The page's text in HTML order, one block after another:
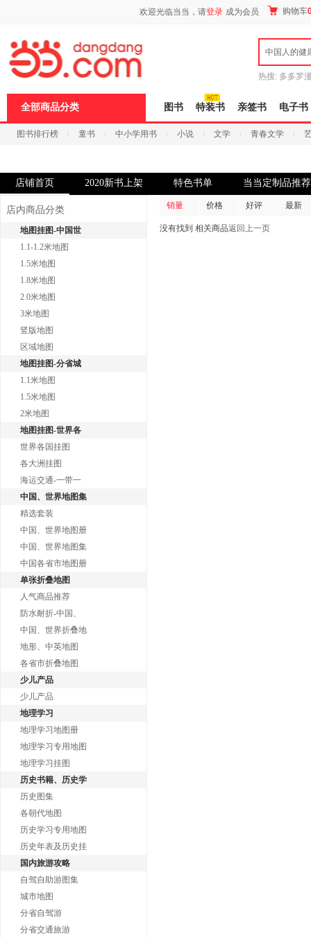
欢迎光临当当，请登录 成为会员 购物车
中国人的健
热搜: 多多罗
全部商品分类 图书 特装书 亲签书 电子书
图书排行榜 童书 中小学用书 小说 文学 青春文学
店铺首页 2020新书上架 特色书单 当当定制品推荐
店内商品分类
地图挂图-中国世
1.1-1.2米地图
1.5米地图
1.8米地图
2.0米地图
3米地图
竖版地图
区域地图
地图挂图-分省城
1.1米地图
1.5米地图
2米地图
地图挂图-世界各
世界各国挂图
各大洲挂图
海运交通-一带一
中国、世界地图集
精选套装
中国、世界地图册
中国、世界地图集
中国各省市地图册
单张折叠地图
人气商品推荐
防水耐折-中国、
中国、世界折叠地
地形、中英地图
各省市折叠地图
少儿产品
少儿产品
地理学习
地理学习地图册
地理学习专用地图
地理学习挂图
历史书籍、历史学
历史图集
各朝代地图
历史学习专用地图
历史年表及历史挂
国内旅游攻略
自驾自助游图集
城市地图
分省自驾游
分省交通旅游
销量 价格 好评 最新
没有找到 相关商品返回上一页
页
浪
键
打